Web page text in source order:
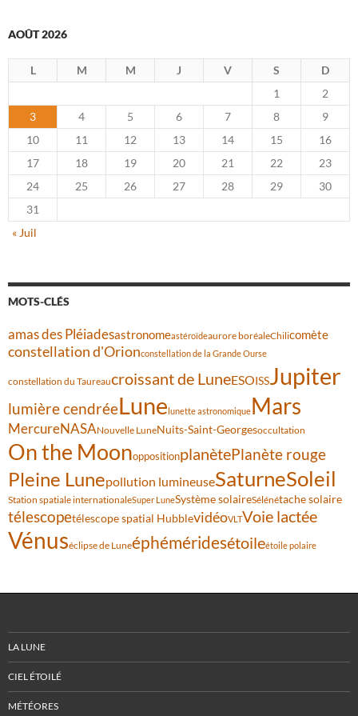
AOÛT 2026
L M M J V S
D
1
2
3
4 5 6 7 8
9
10
11 12 13 14 15
16
17
18 19 20 21 22
23
24
25 26 27 28 29
30
31
« Juil
MOTS-CLÉS
amas des Pléiadesastronomeastéroïdeaurore boréaleChilicomète
constellation d'Orionconstellation de la Grande Ourse
constellation du Taureaucroissant de LuneESOISSJupiter
lumière cendréeLune lunette astronomiqueMars
MercureNASANouvelle LuneNuits-Saint-Georgesoccultation
On the MoonoppositionplanètePlanète rouge
Pleine Lunepollution lumineuseSaturneSoleil
Station spatiale internationaleSuper LuneSystème solaireSélénétache solaire
télescopetélescope spatial HubblevidéoVLTVoie lactée
Vénuséclipse de Luneéphéméridesétoileétoile polaire
LA LUNE
CIEL ÉTOILÉ
MÉTÉORES